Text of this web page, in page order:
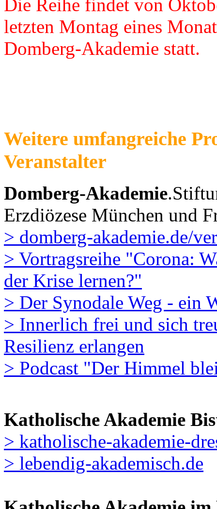
Die Reihe findet von
letzten Montag eines
Domberg-Akademie statt.
Weitere umfangreiche
Veranstalter
Domberg-Akademie
Erzdiözese München und
> domberg-akademie.de/
> Vortragsreihe "Corona:
der Krise lernen?"
> Der Synodale Weg - ein
> Innerlich frei und sich
Resilienz erlangen
> Podcast "Der Himmel
Katholische Akademie
> katholische-akademie-
> lebendig-akademisch.de